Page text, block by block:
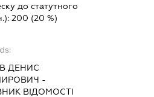
до статутного
200 (20 %)
ДЕНИС
-
ВІДОМОСТІ